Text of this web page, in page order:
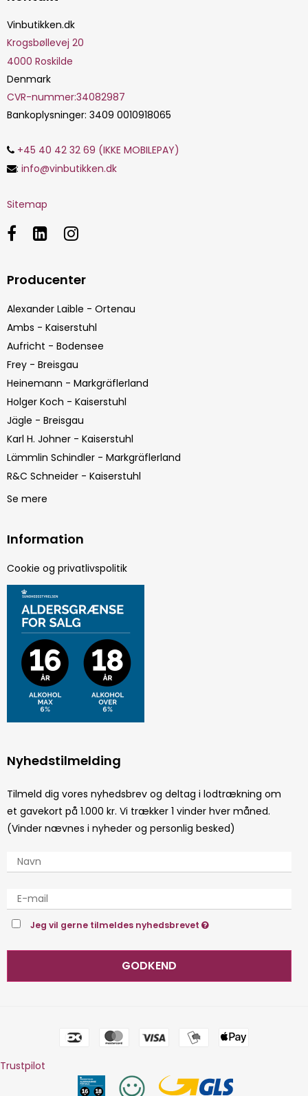
Vinbutikken.dk
Krogsbøllevej 20
4000 Roskilde
Denmark
CVR-nummer:34082987
Bankoplysninger: 3409 0010918065
+45 40 42 32 69 (IKKE MOBILEPAY)
: info@vinbutikken.dk
Sitemap
Producenter
Alexander Laible - Ortenau
Ambs - Kaiserstuhl
Aufricht - Bodensee
Frey - Breisgau
Heinemann - Markgräflerland
Holger Koch - Kaiserstuhl
Jägle - Breisgau
Karl H. Johner - Kaiserstuhl
Lämmlin Schindler - Markgräflerland
R&C Schneider - Kaiserstuhl
Se mere
Information
Cookie og privatlivspolitik
Nyhedstilmelding
Tilmeld dig vores nyhedsbrev og deltag i lodtrækning om
et gavekort på 1.000 kr. Vi trækker 1 vinder hver måned.
(Vinder nævnes i nyheder og personlig besked)
Jeg vil gerne tilmeldes nyhedsbrevet
GODKEND
Trustpilot